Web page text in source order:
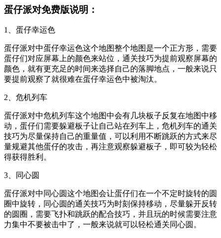
蛋仔派对免费版说明：
1、蛋仔幸运色
蛋仔派对中蛋仔幸运色这个地图整个地图是一个正方形，需要
蛋仔们对应屏幕上的颜色来站位，通关技巧为提前观察屏幕的
颜色，就有更充足的时间来选择自己的落脚地点，一般来说只
要提前观察了就很难在蛋仔幸运色中被淘汰。
2、危机列车
蛋仔派对中危机列车这个地图中会有几块板子反复在地图中移
动，蛋仔们需要躲避板子让自己站在列车上，危机列车的通关
技巧为尽量保持自己的重量值，可以利用不断跳跃的方式来尽
量规避其他蛋仔的攻击，再注意观察躲避板子，即可较为轻松
得获得胜利。
3、同心圆
蛋仔派对中同心圆这个地图会让蛋仔们在一个不定时旋转的圆
圈中旋转，同心圆的通关技巧为时刻保持移动，尽量躲开反转
的圆圈，需要飞扑和跳跃的配合技巧，并且玩的时候需要注意
力集中不要被击中了，一般来说就可以轻松通关同心圆。